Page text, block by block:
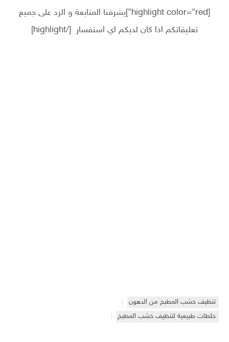
[highlight color=”red”]يشرفنا المتابعة و الرد على جميع
تعليقاتكم اذا كان لديكم اي استفسار [/highlight]
تنظيف خشب المطبخ من الدهون
خلطات طبيعية لتنظيف خشب المطبخ